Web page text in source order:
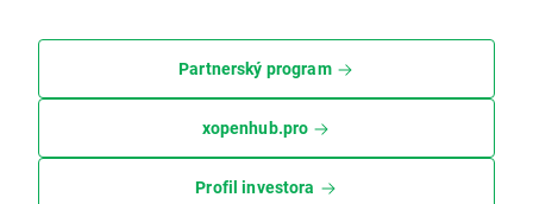
Partnerský program
xopenhub.pro
Profil investora